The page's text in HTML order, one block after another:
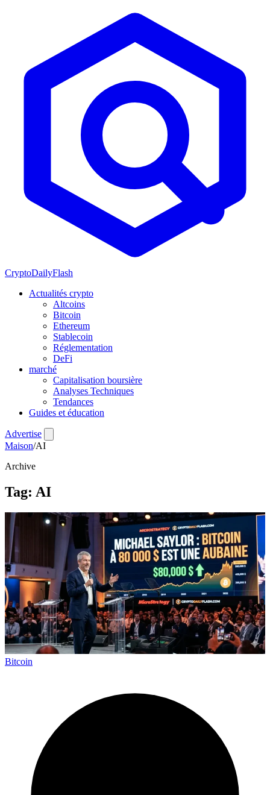
CryptoDailyFlash
Actualités crypto
Altcoins
Bitcoin
Ethereum
Stablecoin
Réglementation
DeFi
marché
Capitalisation boursière
Analyses Techniques
Tendances
Guides et éducation
Advertise
Maison/AI
Archive
Tag: AI
Bitcoin